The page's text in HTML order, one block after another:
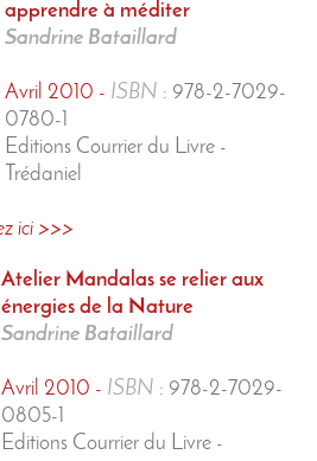
apprendre à méditer
Sandrine Bataillard
Avril 2010 - ISBN : 978-2-7029-
0780-1
Editions Courrier du Livre -
Trédaniel
ici >>>
Atelier Mandalas se relier aux
énergies de la Nature
Sandrine Bataillard
Avril 2010 - ISBN : 978-2-7029-
0805-1
Editions Courrier du Livre -